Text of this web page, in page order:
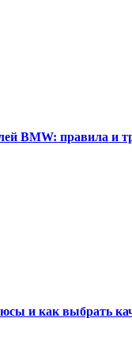
BMW: правила и
и как выбрать